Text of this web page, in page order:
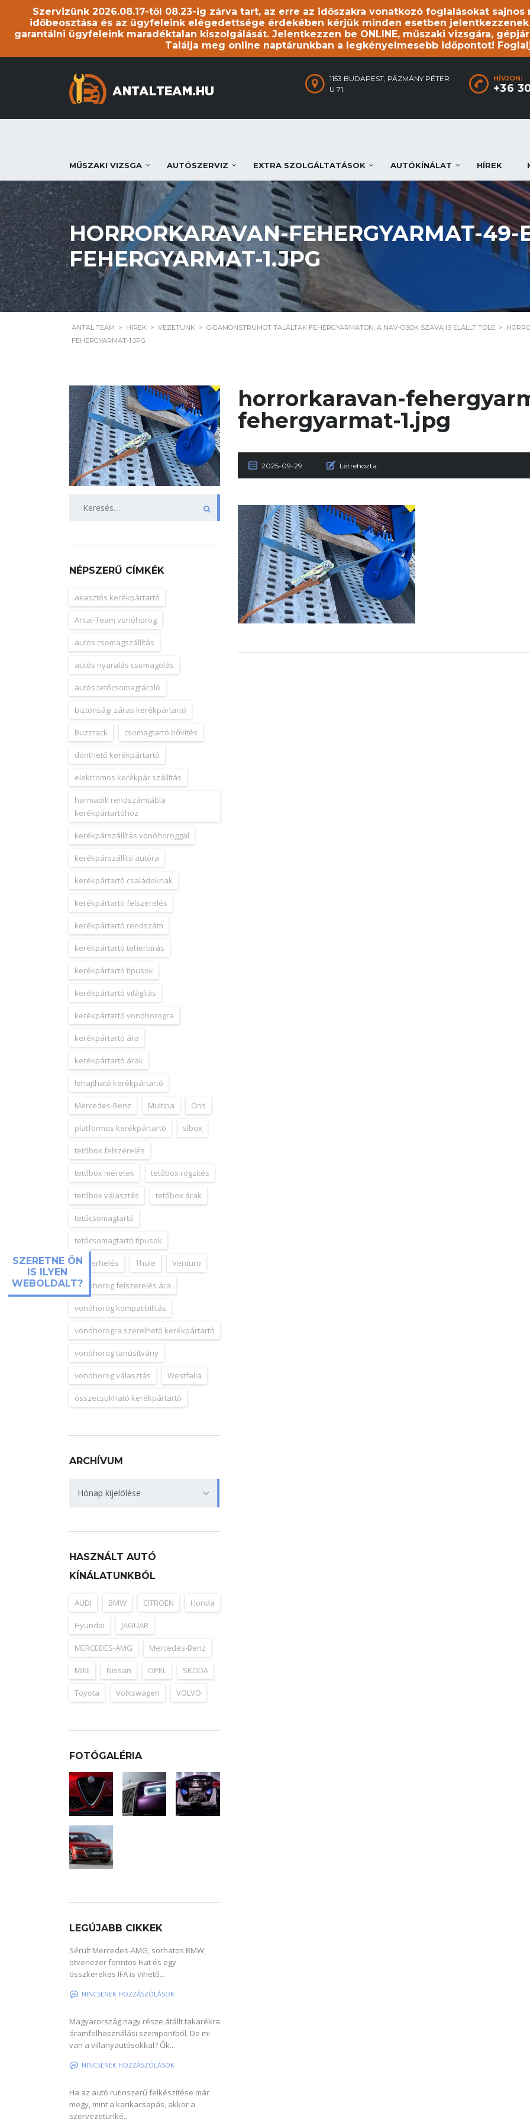
Szervizünk 2026.08.17-től 08.23-ig zárva tart, az erre az időszakra vonatkozó foglalásokat
időbeosztása és az ügyfeleink elégedettsége érdekében kérjük minden esetben
garantálni ügyfeleink maradéktalan kiszolgálását. Jelentkezzen be ONLINE, műszaki vizsgára,
Találja meg online naptárunkban a legkényelmesebb időpontot!
SZERETNE ÖN
IS ILYEN
WEBOLDALT?
HÍVJON:
+36
1153 BUDAPEST, PÁZMÁNY PÉTER
U 71.
MŰSZAKI VIZSGA AUTÓSZERVIZ EXTRA SZOLGÁLTATÁSOK AUTÓKÍNÁLAT HÍREK
HORRORKARAVAN-FEHERGYARMAT-49-
FEHERGYARMAT-1.JPG
ANTAL TEAM > HÍREK > VEZETÜNK > GIGAMONSTRUMOT TALÁLTAK FEHÉRGYARMATON, A NAV-OSOK SZAVA IS ELÁLLT TŐLE >
FEHERGYARMAT-1.JPG
horrorkaravan-
fehergyarmat-1.jpg
2025-09-29 Létrehozta:
NÉPSZERŰ CÍMKÉK
akasztós kerékpártartó
Antal-Team vonóhorog
autós csomagszállítás
autós nyaralás csomagolás
autós tetőcsomagtároló
biztonsági záras kerékpártartó
Buzzrack csomagtartó bővítés
dönthető kerékpártartó
elektromos kerékpár szállítás
harmadik rendszámtábla
kerékpártartóhoz
kerékpárszállítás vonóhoroggal
kerékpárszállító autóra
kerékpártartó családoknak
kerékpártartó felszerelés
kerékpártartó rendszám
kerékpártartó teherbírás
kerékpártartó típusok
kerékpártartó világítás
kerékpártartó vonóhorogra
kerékpártartó ára
kerékpártartó árak
lehajtható kerékpártartó
Mercedes-Benz Multipa Oris
platformos kerékpártartó síbox
tetőbox felszerelés
tetőbox méretek tetőbox rögzítés
tetőbox választás tetőbox árak
tetőcsomagtartó
tetőcsomagtartó típusok
tetőterhelés Thule Venturo
vonóhorog felszerelés ára
vonóhorog kompatibilitás
vonóhorogra szerelhető kerékpártartó
vonóhorog tanúsítvány
vonóhorog választás Westfalia
összecsukható kerékpártartó
ARCHÍVUM
Hónap kijelölése
HASZNÁLT AUTÓ
KÍNÁLATUNKBÓL
AUDI BMW CITROEN Honda
Hyundai JAGUAR
MERCEDES-AMG Mercedes-Benz
MINI Nissan OPEL SKODA
Toyota Volkswagen VOLVO
FOTÓGALÉRIA
LEGÚJABB CIKKEK
Sérült Mercedes-AMG, sorhatos BMW,
ötvenezer forintos Fiat és egy
összkerekes IFA is vihető...
NINCSENEK HOZZÁSZÓLÁSOK
Magyarország nagy része átállt takarékra
áramfelhasználási szempontból. De mi
van a villanyautósokkal? Ők...
NINCSENEK HOZZÁSZÓLÁSOK
Ha az autó rutinszerű felkészítése már
megy, mint a karikacsapás, akkor a
szervezetünké...